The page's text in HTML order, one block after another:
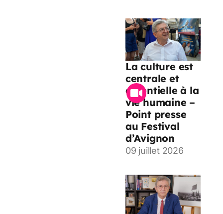
La culture est
centrale et
essentielle à la
vie humaine –
Point presse
au Festival
d’Avignon
09 juillet 2026